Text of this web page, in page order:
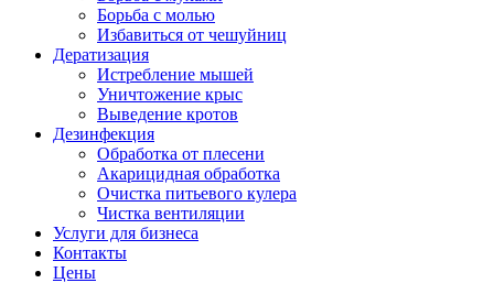
Борьба с молью
Избавиться от чешуйниц
Дератизация
Истребление мышей
Уничтожение крыс
Выведение кротов
Дезинфекция
Обработка от плесени
Акарицидная обработка
Очистка питьевого кулера
Чистка вентиляции
Услуги для бизнеса
Контакты
Цены